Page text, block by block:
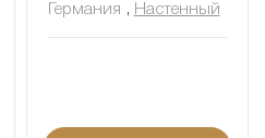
Германия , Настенный